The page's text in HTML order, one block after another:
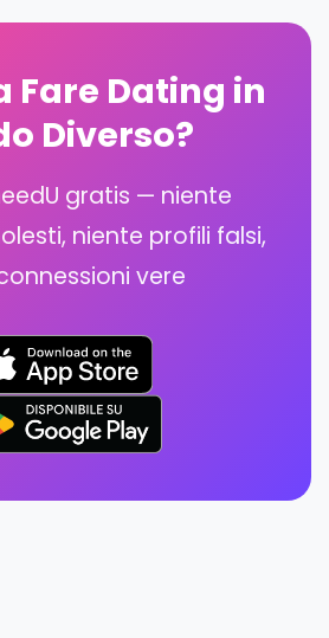
Fare Dating in
Diverso?
gratis — niente
niente profili falsi,
vere